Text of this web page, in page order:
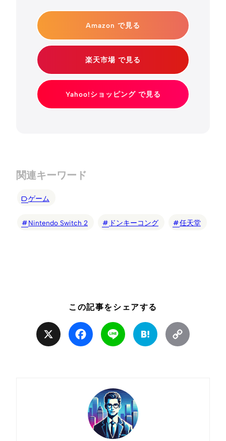
Amazon で見る
楽天市場 で見る
Yahoo!ショッピング で見る
関連キーワード
ゲーム
Nintendo Switch 2 ドンキーコング 任天堂
この記事をシェアする
Facebook Line Hatena